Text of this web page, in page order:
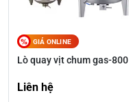
GIÁ ONLINE
Lò quay vịt chum gas-800
Liên hệ